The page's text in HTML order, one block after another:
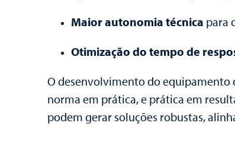
Maior autonomia técnica para
Otimização do tempo de
O desenvolvimento do equipamento
norma em prática, e prática em
podem gerar soluções robustas,